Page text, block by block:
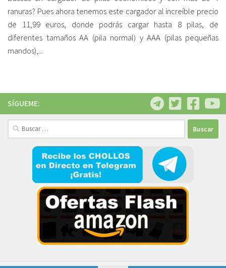
ranuras? Pues ahora tenemos este cargador al increíble precio
de 11,99 euros, donde podrás cargar hasta 8 pilas, de
diferentes tamaños AA (pila normal) y AAA (pilas pequeñas
mandos),...
SÍGUEME:
Buscar: